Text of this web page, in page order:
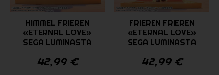
HIMMEL FRIEREN
«ETERNAL LOVE»
SEGA LUMINASTA
42,99 €
FRIEREN FRIEREN
«ETERNAL LOVE»
SEGA LUMINASTA
42,99 €